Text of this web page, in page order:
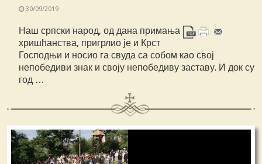
30/09/2019
Наш српски народ, од дана примања
хришћанства, пригрлио је и Крст
Господњи и носио га свуда са собом као свој
непобедиви знак и своју непобедиву заставу. И док су
год …